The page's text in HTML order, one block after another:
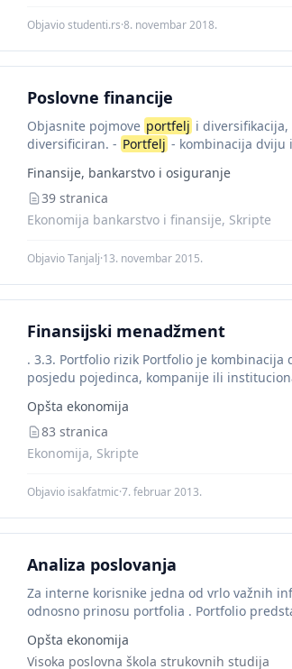
Objavio studenti.rs·8. novembar 2018.
Poslovne financije
Objasnite pojmove portfelj i
diversificiran. - Portfelj - kombinacija dviju
Finansije, bankarstvo i osiguranje
39 stranica
Ekonomija bankarstvo i finansije, Skripte
Objavio Tanjalj·13. novembar 2015.
Finansijski menadžment
. 3.3. Portfolio rizik Portfolio je
posjedu pojedinca, kompanije ili
Opšta ekonomija
83 stranica
Ekonomija, Skripte
Objavio isakfatmic·7. februar 2013.
Analiza poslovanja
Za interne korisnike jedna od vrlo važnih
odnosno prinosu portfolia . Portfolio
Opšta ekonomija
Visoka poslovna škola strukovnih studija